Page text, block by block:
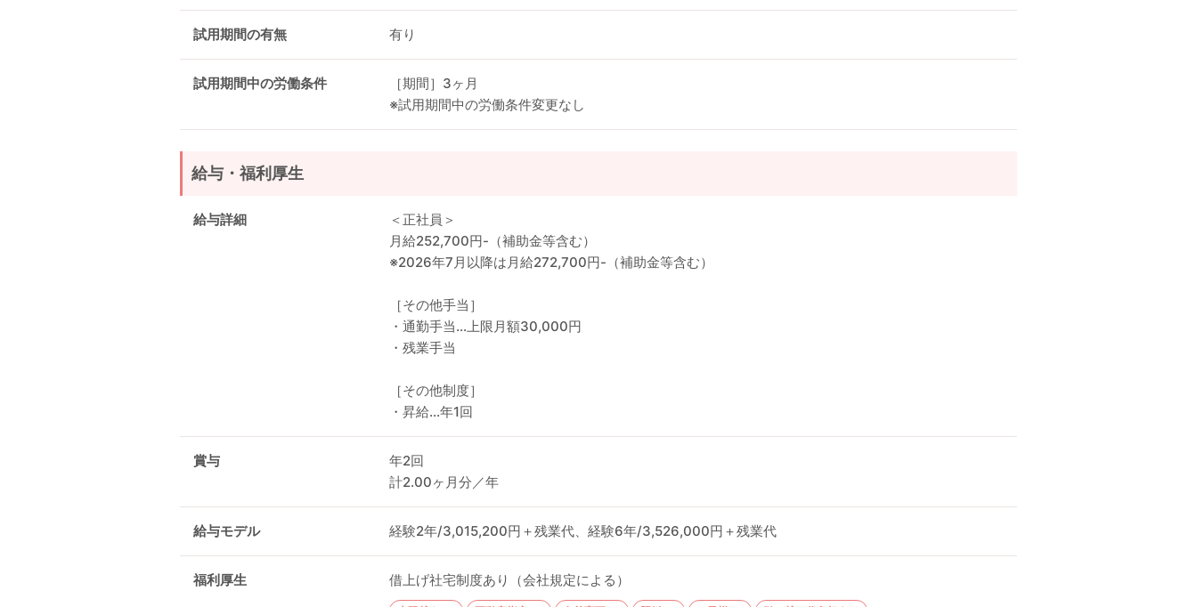
試用期間の有無 有り
試用期間中の労働条件
［期間］3ヶ月
※試用期間中の労働条件変更なし
給与・福利厚生
給与詳細
＜正社員＞
月給252,700円-（補助金等含む）
※2026年7月以降は月給272,700円-（補助金等含む）
［その他手当］
・通勤手当…上限月額30,000円
・残業手当
［その他制度］
・昇給…年1回
賞与
年2回
計2.00ヶ月分／年
給与モデル 経験2年/3,015,200円＋残業代、経験6年/3,526,000円＋残業代
福利厚生 借上げ社宅制度あり（会社規定による）